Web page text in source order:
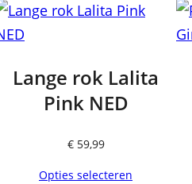
Lange rok Lalita
Pink NED
€59,99
Opties selecteren